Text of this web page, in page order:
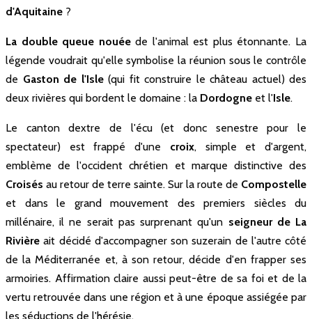
René Mortier
Quarré 1900 -
1925
Monsieur René Mortier-Quarré
propriétaire au début du 20ème
siècle a l'idée ingénieuse de faire
l'élevage des vins dans ...
d'Aquitaine ?
La double queue nouéede l'animal est plus étonnante. La
légende voudrait qu'elle symbolise la réunion sous le contrôle
de Gaston de l'Isle(qui fit construire le château actuel) des
deux rivières qui bordent le domaine : la Dordogne et l'Isle.
Le canton dextre de l'écu (et donc senestre pour le
spectateur) est frappé d'une croix, simple et d'argent,
emblème de l'occident chrétien et marque distinctive des
Croisés au retour de terre sainte. Sur la route de Compostelle
et dans le grand mouvement des premiers siècles du
millénaire, il ne serait pas surprenant qu'un seigneur de La
Rivière ait décidé d'accompagner son suzerain de l'autre côté
de la Méditerranée et, à son retour, décide d'en frapper ses
armoiries. Affirmation claire aussi peut-être de sa foi et de la
vertu retrouvée dans une région et à une époque assiégée par
les séductions de l'hérésie.